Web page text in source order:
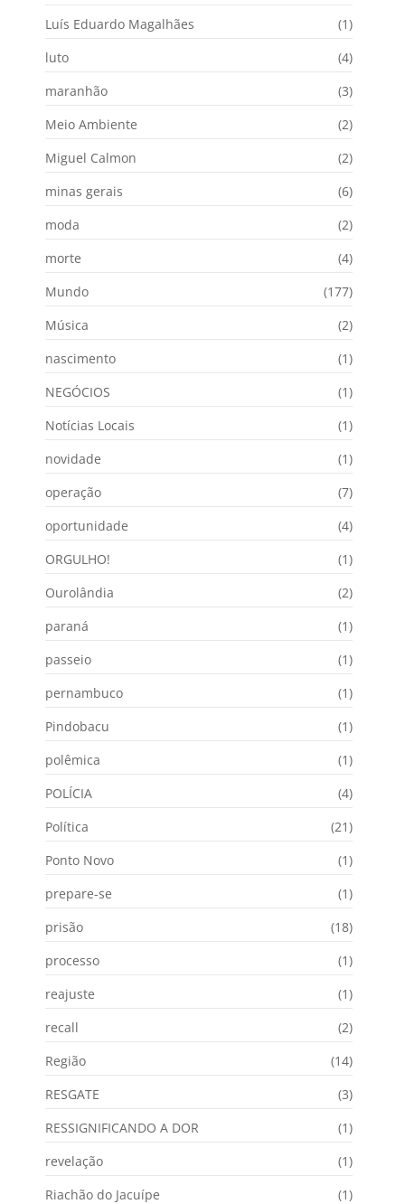
Luís Eduardo Magalhães
(1)
luto
(4)
maranhão
(3)
Meio Ambiente
(2)
Miguel Calmon
(2)
minas gerais
(6)
moda
(2)
morte
(4)
Mundo
(177)
Música
(2)
nascimento
(1)
NEGÓCIOS
(1)
Notícias Locais
(1)
novidade
(1)
operação
(7)
oportunidade
(4)
ORGULHO!
(1)
Ourolândia
(2)
paraná
(1)
passeio
(1)
pernambuco
(1)
Pindobacu
(1)
polêmica
(1)
POLÍCIA
(4)
Política
(21)
Ponto Novo
(1)
prepare-se
(1)
prisão
(18)
processo
(1)
reajuste
(1)
recall
(2)
Região
(14)
RESGATE
(3)
RESSIGNIFICANDO A DOR
(1)
revelação
(1)
Riachão do Jacuípe
(1)